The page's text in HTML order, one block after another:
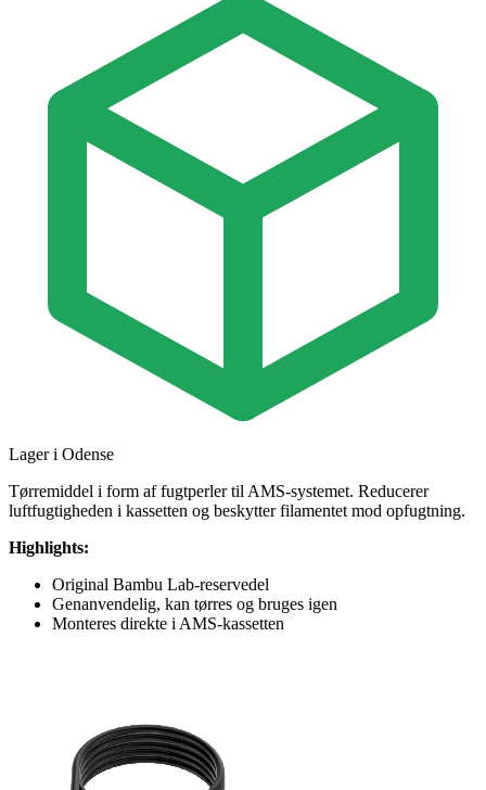
Lager i Odense
Tørremiddel i form af fugtperler til AMS-systemet. Reducerer
luftfugtigheden i kassetten og beskytter filamentet mod opfugtning.
Highlights:
Original Bambu Lab-reservedel
Genanvendelig, kan tørres og bruges igen
Monteres direkte i AMS-kassetten